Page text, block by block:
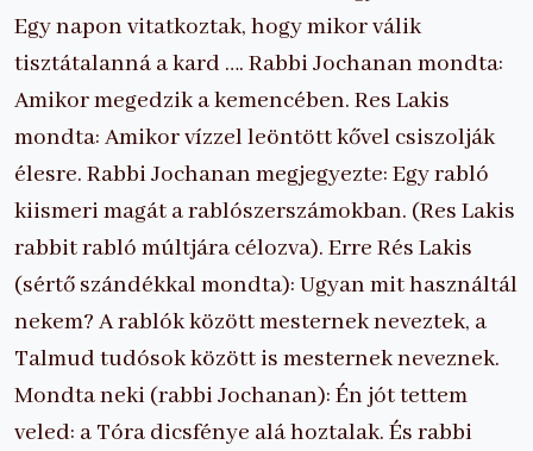
Egy napon vitatkoztak, hogy mikor válik
tisztátalanná a kard …. Rabbi Jochanan mondta:
Amikor megedzik a kemencében. Res Lakis
mondta: Amikor vízzel leöntött kővel csiszolják
élesre. Rabbi Jochanan megjegyezte: Egy rabló
kiismeri magát a rablószerszámokban. (Res Lakis
rabbit rabló múltjára célozva). Erre Rés Lakis
(sértő szándékkal mondta): Ugyan mit használtál
nekem? A rablók között mesternek neveztek, a
Talmud tudósok között is mesternek neveznek.
Mondta neki (rabbi Jochanan): Én jót tettem
veled: a Tóra dicsfénye alá hoztalak. És rabbi